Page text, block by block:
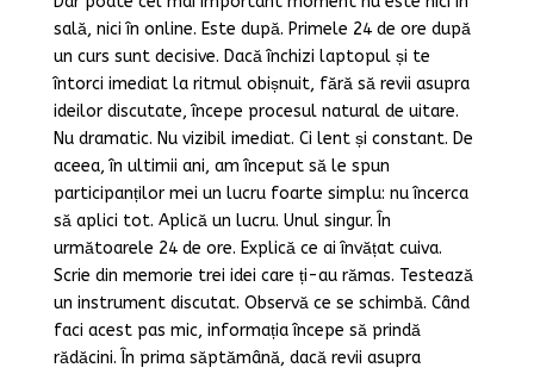
sală, nici în online. Este după. Primele 24 de ore după
un curs sunt decisive. Dacă închizi laptopul și te
întorci imediat la ritmul obișnuit, fără să revii asupra
ideilor discutate, începe procesul natural de uitare.
Nu dramatic. Nu vizibil imediat. Ci lent și constant. De
aceea, în ultimii ani, am început să le spun
participanților mei un lucru foarte simplu: nu încerca
să aplici tot. Aplică un lucru. Unul singur. În
următoarele 24 de ore. Explică ce ai învățat cuiva.
Scrie din memorie trei idei care ți-au rămas. Testează
un instrument discutat. Observă ce se schimbă. Când
faci acest pas mic, informația începe să prindă
rădăcini. În prima săptămână, dacă revii asupra